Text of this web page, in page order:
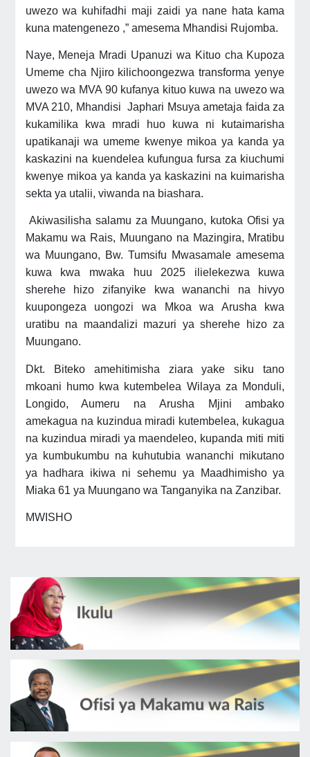
uwezo wa kuhifadhi maji zaidi ya nane hata kama
kuna matengenezo ,” amesema Mhandisi Rujomba.
Naye, Meneja Mradi Upanuzi wa Kituo cha Kupoza
Umeme cha Njiro kilichoongezwa transforma yenye
uwezo wa MVA 90 kufanya kituo kuwa na uwezo wa
MVA 210, Mhandisi Japhari Msuya ametaja faida za
kukamilika kwa mradi huo kuwa ni kutaimarisha
upatikanaji wa umeme kwenye mikoa ya kanda ya
kaskazini na kuendelea kufungua fursa za kiuchumi
kwenye mikoa ya kanda ya kaskazini na kuimarisha
sekta ya utalii, viwanda na biashara.
Akiwasilisha salamu za Muungano, kutoka Ofisi ya
Makamu wa Rais, Muungano na Mazingira, Mratibu
wa Muungano, Bw. Tumsifu Mwasamale amesema
kuwa kwa mwaka huu 2025 ilielekezwa kuwa
sherehe hizo zifanyike kwa wananchi na hivyo
kuupongeza uongozi wa Mkoa wa Arusha kwa
uratibu na maandalizi mazuri ya sherehe hizo za
Muungano.
Dkt. Biteko amehitimisha ziara yake siku tano
mkoani humo kwa kutembelea Wilaya za Monduli,
Longido, Aumeru na Arusha Mjini ambako
amekagua na kuzindua miradi kutembelea, kukagua
na kuzindua miradi ya maendeleo, kupanda miti miti
ya kumbukumbu na kuhutubia wananchi mikutano
ya hadhara ikiwa ni sehemu ya Maadhimisho ya
Miaka 61 ya Muungano wa Tanganyika na Zanzibar.
MWISHO